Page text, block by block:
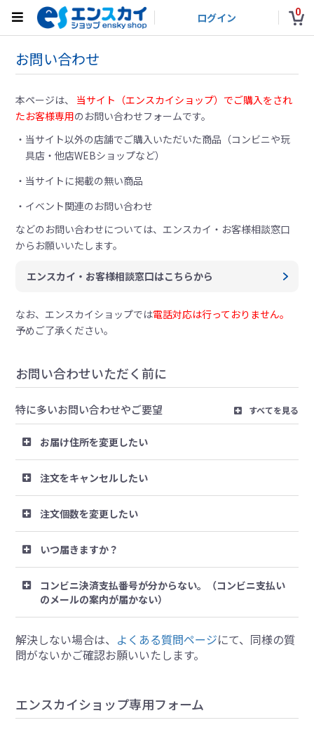
ログイン 0
お問い合わせ
本ページは、 当サイト（エンスカイショップ）でご購入をされ
たお客様専用のお問い合わせフォームです。
当サイト以外の店舗でご購入いただいた商品（コンビニや玩
具店・他店WEBショップなど）
当サイトに掲載の無い商品
イベント関連のお問い合わせ
などのお問い合わせについては、エンスカイ・お客様相談窓口
からお願いいたします。
エンスカイ・お客様相談窓口はこちらから
なお、エンスカイショップでは電話対応は行っておりません。
予めご了承ください。
お問い合わせいただく前に
特に多いお問い合わせやご要望 すべてを見る
お届け住所を変更したい
注文をキャンセルしたい
注文個数を変更したい
いつ届きますか？
コンビニ決済支払番号が分からない。（コンビニ支払い
のメールの案内が届かない）
解決しない場合は、 よくある質問ページにて、同様の質
問がないかご確認お願いいたします。
エンスカイショップ専用フォーム